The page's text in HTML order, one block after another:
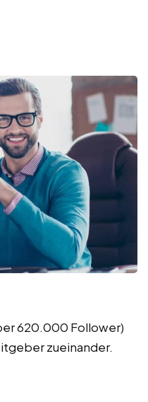
620.000 Follower)
zueinander.